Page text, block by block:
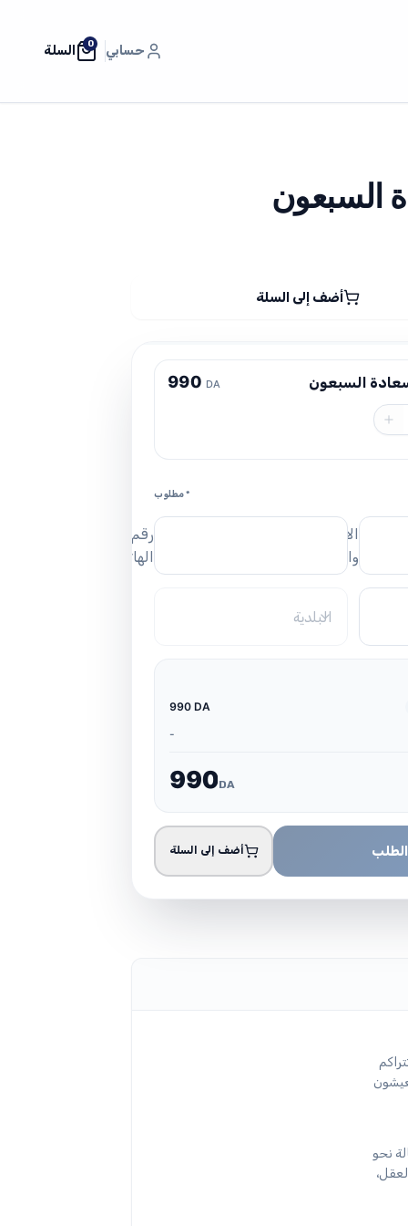
حسابي 0 السلة
السبعون
أضف إلى السلة
السبعون 990 DA
* مطلوب
الاسم
واللقب
رقم
الهاتف
البلدية
990 DA
-
990DA
الطلب أضف إلى السلة
نحو